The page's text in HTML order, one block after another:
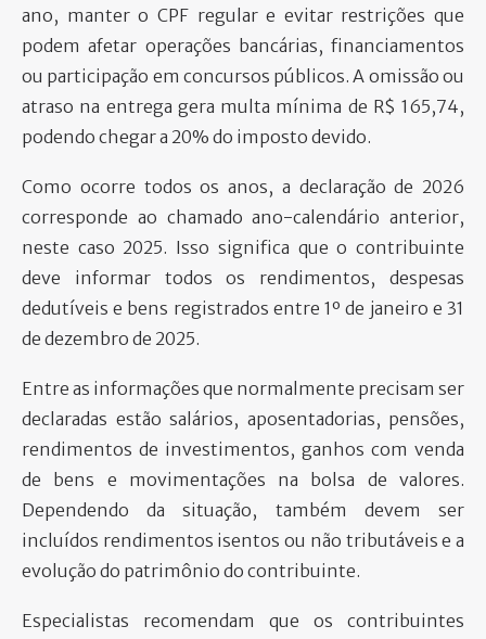
ano, manter o CPF regular e evitar restrições que
podem afetar operações bancárias, financiamentos
ou participação em concursos públicos. A omissão ou
atraso na entrega gera multa mínima de R$ 165,74,
podendo chegar a 20% do imposto devido.
Como ocorre todos os anos, a declaração de 2026
corresponde ao chamado ano-calendário anterior,
neste caso 2025. Isso significa que o contribuinte
deve informar todos os rendimentos, despesas
dedutíveis e bens registrados entre 1º de janeiro e 31
de dezembro de 2025.
Entre as informações que normalmente precisam ser
declaradas estão salários, aposentadorias, pensões,
rendimentos de investimentos, ganhos com venda
de bens e movimentações na bolsa de valores.
Dependendo da situação, também devem ser
incluídos rendimentos isentos ou não tributáveis e a
evolução do patrimônio do contribuinte.
Especialistas recomendam que os contribuintes